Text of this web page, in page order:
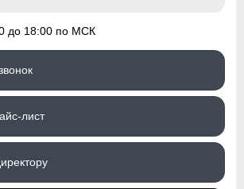
до 18:00 по МСК
лист